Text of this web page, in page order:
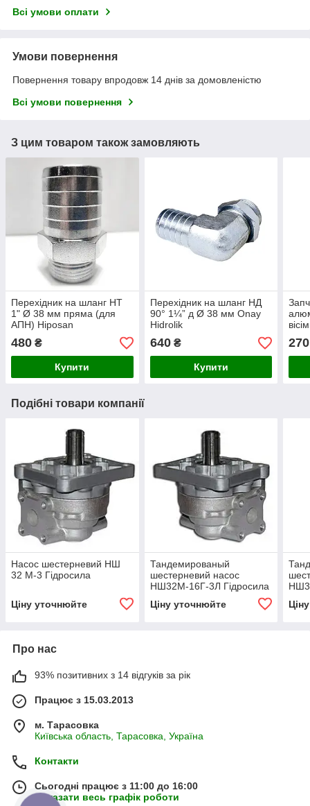
Всі умови оплати
Умови повернення
Повернення товару впродовж 14 днів за домовленістю
Всі умови повернення
З цим товаром також замовляють
Перехідник на шланг НТ
1" Ø 38 мм пряма (для
АПН) Hiposan
480 ₴
Купити
Перехідник на шланг НД
90° 1¼” д Ø 38 мм Onay
Hidrolik
640₴
Купити
270
Подібні товари компанії
Насос шестерневий НШ
32 М-3 Гідросила
Ціну уточнюйте
Тандемированый
шестерневий насос
НШ32М-16Г-3Л Гідросила
Ціну уточнюйте
Про нас
93% позитивних з 14 відгуків за рік
Працює з 15.03.2013
м. Тарасовка
Київська область, Тарасовка, Україна
Контакти
Сьогодні працює з 11:00 до 16:00
Показати весь графік роботи